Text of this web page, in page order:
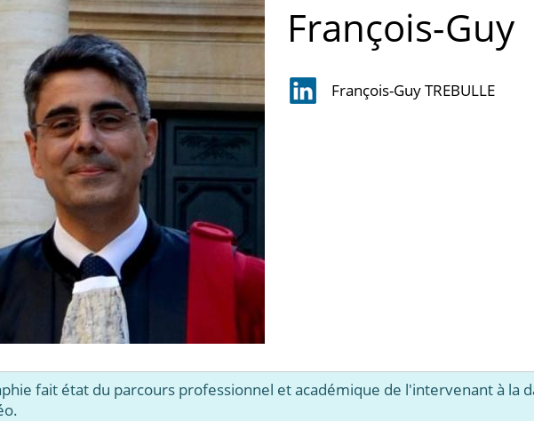
François-Guy
François-Guy TREBULLE
fait état du parcours professionnel et académique de l'intervenant à la